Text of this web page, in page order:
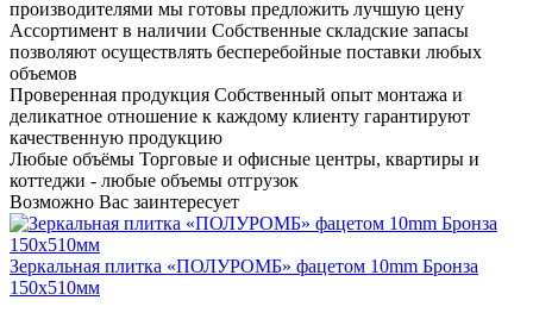
производителями мы готовы предложить лучшую цену
Ассортимент в наличии Собственные складские запасы
позволяют осуществлять бесперебойные поставки любых
объемов
Проверенная продукция Собственный опыт монтажа и
деликатное отношение к каждому клиенту гарантируют
качественную продукцию
Любые объёмы Торговые и офисные центры, квартиры и
коттеджи - любые объемы отгрузок
Возможно Вас заинтересует
Зеркальная плитка «ПОЛУРОМБ» фацетом 10mm Бронза
150х510мм